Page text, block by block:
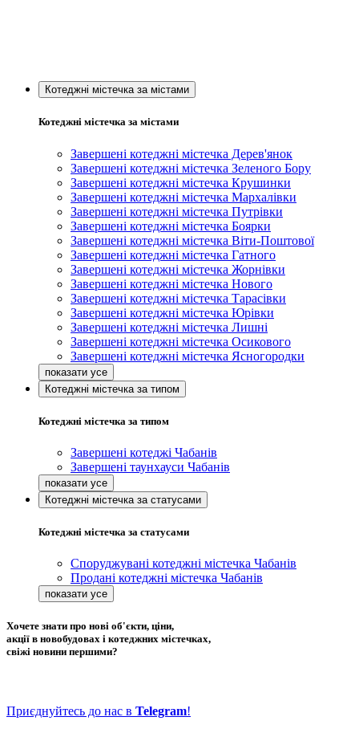
Котеджні містечка за містами
Котеджні містечка за містами
Завершені котеджні містечка Дерев'янок
Завершені котеджні містечка Зеленого Бору
Завершені котеджні містечка Крушинки
Завершені котеджні містечка Мархалівки
Завершені котеджні містечка Путрівки
Завершені котеджні містечка Боярки
Завершені котеджні містечка Віти-Поштової
Завершені котеджні містечка Гатного
Завершені котеджні містечка Жорнівки
Завершені котеджні містечка Нового
Завершені котеджні містечка Тарасівки
Завершені котеджні містечка Юрівки
Завершені котеджні містечка Лишні
Завершені котеджні містечка Осикового
Завершені котеджні містечка Ясногородки
Котеджні містечка за типом
Котеджні містечка за типом
Завершені котеджі Чабанів
Завершені таунхауси Чабанів
Котеджні містечка за статусами
Котеджні містечка за статусами
Споруджувані котеджні містечка Чабанів
Продані котеджні містечка Чабанів
Хочете знати про нові об'єкти, ціни,
акції в новобудовах і котеджних містечках,
свіжі новини першими?
Приєднуйтесь до нас в Telegram!